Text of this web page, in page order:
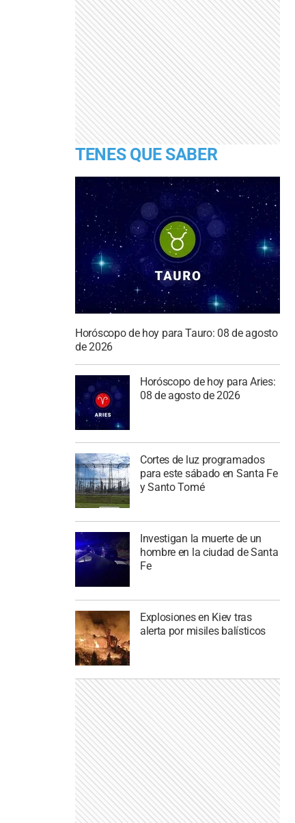
TENES QUE SABER
Horóscopo de hoy para Tauro: 08 de agosto
de 2026
Horóscopo de hoy para Aries:
08 de agosto de 2026
Cortes de luz programados
para este sábado en Santa Fe
y Santo Tomé
Investigan la muerte de un
hombre en la ciudad de Santa
Fe
Explosiones en Kiev tras
alerta por misiles balísticos